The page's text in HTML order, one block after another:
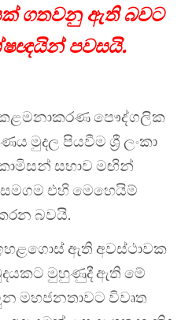
ගතවනු ඇති බවට
පවසයි.
පෞද්ගලික
මුදල පියවීම ශ්‍රී ලංකා
සභාව මඟින්
එහි මෙහෙයිම්
බවයි.
ඇති අවස්ථාවක
මුහුණුදී ඇති මේ
මහජනතාවට විවෘත